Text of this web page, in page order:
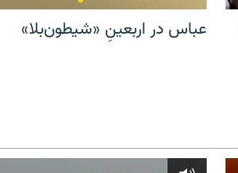
عباس در اربعینِ «شیطون‌بلا»